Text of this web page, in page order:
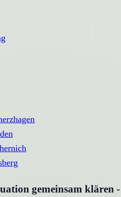
gemeinsam klären -